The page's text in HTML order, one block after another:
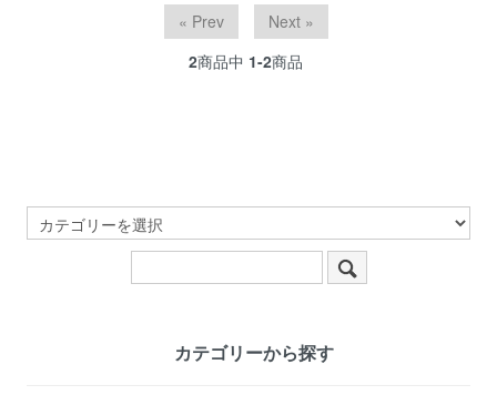
« Prev
Next »
2商品中 1-2商品
カテゴリーから探す